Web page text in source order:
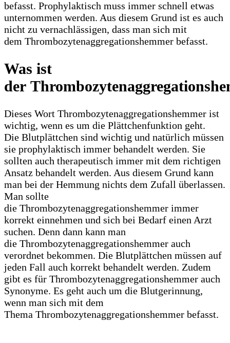
befasst. Prophylaktisch muss immer schnell etwas
unternommen werden. Aus diesem Grund ist es auch
nicht zu vernachlässigen, dass man sich mit
dem Thrombozytenaggregationshemmer befasst.
Was ist
der
Dieses Wort Thrombozytenaggregationshemmer ist
wichtig, wenn es um die Plättchenfunktion geht.
Die Blutplättchen sind wichtig und natürlich müssen
sie prophylaktisch immer behandelt werden. Sie
sollten auch therapeutisch immer mit dem richtigen
Ansatz behandelt werden. Aus diesem Grund kann
man bei der Hemmung nichts dem Zufall überlassen.
Man sollte
die Thrombozytenaggregationshemmer immer
korrekt einnehmen und sich bei Bedarf einen Arzt
suchen. Denn dann kann man
die Thrombozytenaggregationshemmer auch
verordnet bekommen. Die Blutplättchen müssen auf
jeden Fall auch korrekt behandelt werden. Zudem
gibt es für Thrombozytenaggregationshemmer auch
Synonyme. Es geht auch um die Blutgerinnung,
wenn man sich mit dem
Thema Thrombozytenaggregationshemmer befasst.